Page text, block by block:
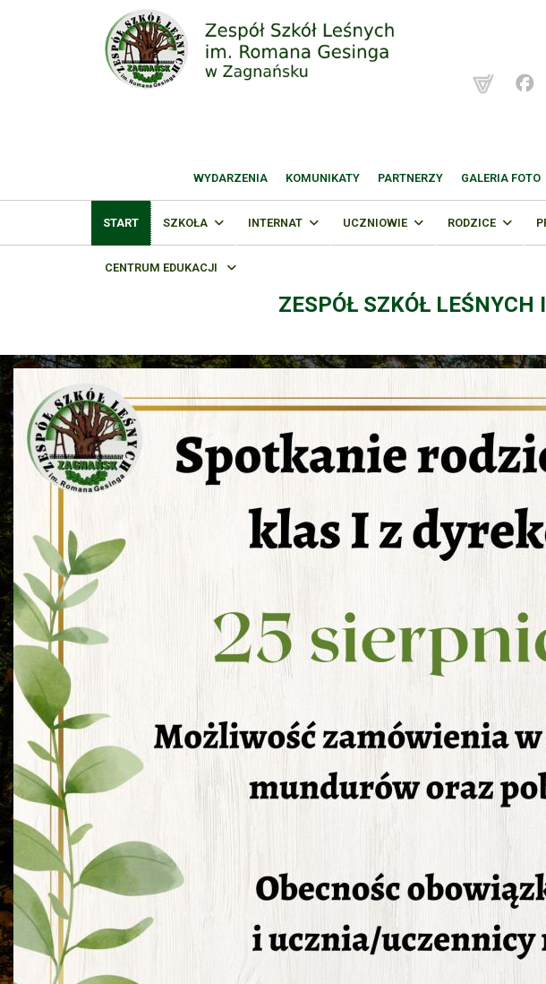
WYDARZENIA KOMUNIKATY PARTNERZY GALERIA FOTO
START SZKOŁA INTERNAT UCZNIOWIE RODZICE
CENTRUM EDUKACJI
ZESPÓŁ SZKÓŁ